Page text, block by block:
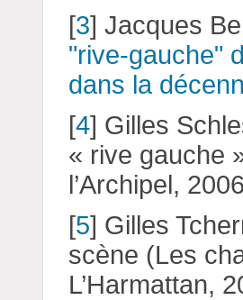
[3]Jacques
"rive-gauche"
dans la
[4] Gilles
« rive gauche
l’Archipel,
[5] Gilles
scène (Les
L’Harmattan,